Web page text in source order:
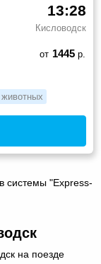
13:28
Кисловодск
от 1445р.
системы "Express-
на поезде